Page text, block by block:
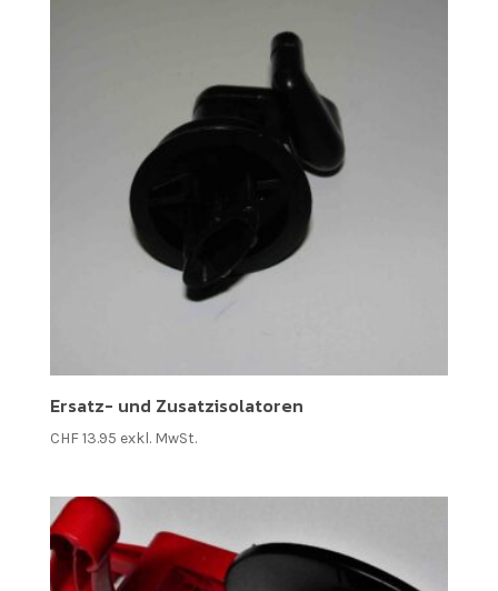
Ersatz- und Zusatzisolatoren
CHF13.95 exkl. MwSt.